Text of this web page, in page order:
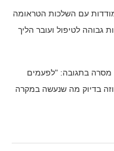
עם השלכות הטראומה
גבוהה לטיפול ועובר הליך
מסרה בתגובה: "לפעמים
בדיוק מה שנעשה במקרה